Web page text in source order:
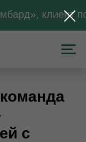
клиент
с